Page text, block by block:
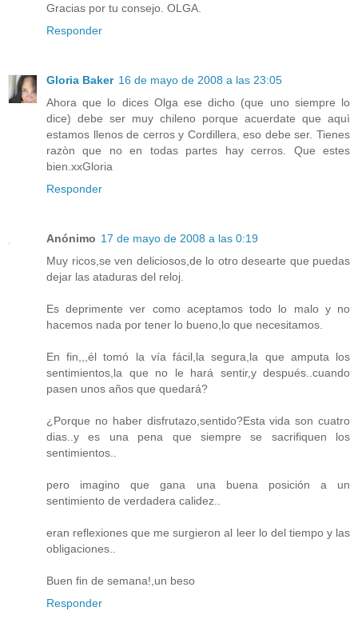
Gracias por tu consejo. OLGA.
Responder
Gloria Baker 16 de mayo de 2008 a las 23:05
Ahora que lo dices Olga ese dicho (que uno siempre lo
dice) debe ser muy chileno porque acuerdate que aquì
estamos llenos de cerros y Cordillera, eso debe ser. Tienes
razòn que no en todas partes hay cerros. Que estes
bien.xxGloria
Responder
Anónimo 17 de mayo de 2008 a las 0:19
Muy ricos,se ven deliciosos,de lo otro desearte que puedas
dejar las ataduras del reloj.
Es deprimente ver como aceptamos todo lo malo y no
hacemos nada por tener lo bueno,lo que necesitamos.
En fin,,,él tomó la vía fácil,la segura,la que amputa los
sentimientos,la que no le hará sentir,y después..cuando
pasen unos años que quedará?
¿Porque no haber disfrutazo,sentido?Esta vida son cuatro
dias..y es una pena que siempre se sacrifiquen los
sentimientos..
pero imagino que gana una buena posición a un
sentimiento de verdadera calidez..
eran reflexiones que me surgieron al leer lo del tiempo y las
obligaciones..
Buen fin de semana!,un beso
Responder